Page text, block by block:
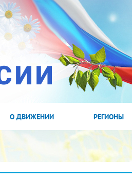
О ДВИЖЕНИИ РЕГИОНЫ